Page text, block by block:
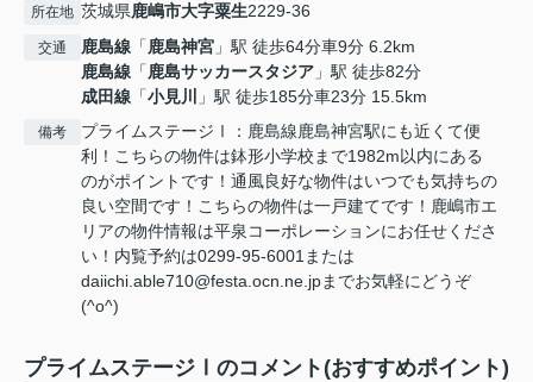
所在地 茨城県鹿嶋市大字粟生2229-36
交通 鹿島線 「鹿島神宮 」駅 徒歩64分車9分 6.2km
鹿島線 「鹿島サッカースタジア 」駅 徒歩82分
成田線 「小見川 」駅 徒歩185分車23分 15.5km
備考
プライムステージⅠ：鹿島線鹿島神宮駅にも近くて便
利！こちらの物件は鉢形小学校まで1982m以内にある
のがポイントです！通風良好な物件はいつでも気持ちの
良い空間です！こちらの物件は一戸建てです！鹿嶋市エ
リアの物件情報は平泉コーポレーションにお任せくださ
い！内覧予約は0299-95-6001または
daiichi.able710@festa.ocn.ne.jpまでお気軽にどうぞ
(^o^)
プライムステージⅠのコメント(おすすめポイント)